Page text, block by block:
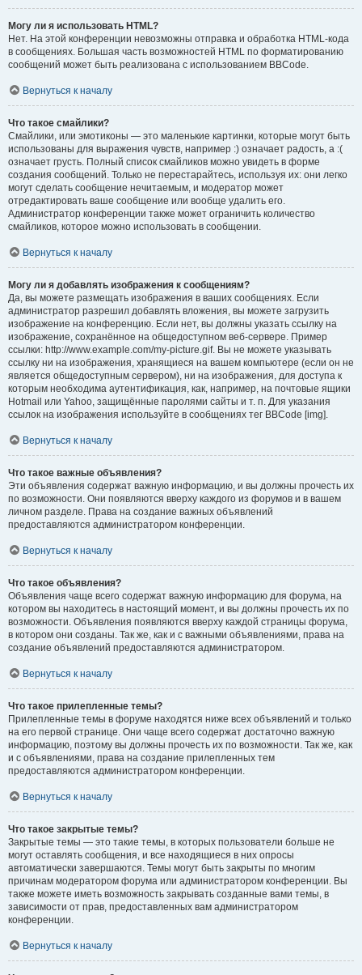
Могу ли я использовать HTML?
Нет. На этой конференции невозможны отправка и обработка HTML-кода
в сообщениях. Большая часть возможностей HTML по форматированию
сообщений может быть реализована с использованием BBCode.
Вернуться к началу
Что такое смайлики?
Смайлики, или эмотиконы — это маленькие картинки, которые могут быть
использованы для выражения чувств, например :) означает радость, а :(
означает грусть. Полный список смайликов можно увидеть в форме
создания сообщений. Только не перестарайтесь, используя их: они легко
могут сделать сообщение нечитаемым, и модератор может
отредактировать ваше сообщение или вообще удалить его.
Администратор конференции также может ограничить количество
смайликов, которое можно использовать в сообщении.
Вернуться к началу
Могу ли я добавлять изображения к сообщениям?
Да, вы можете размещать изображения в ваших сообщениях. Если
администратор разрешил добавлять вложения, вы можете загрузить
изображение на конференцию. Если нет, вы должны указать ссылку на
изображение, сохранённое на общедоступном веб-сервере. Пример
ссылки: http://www.example.com/my-picture.gif. Вы не можете указывать
ссылку ни на изображения, хранящиеся на вашем компьютере (если он не
является общедоступным сервером), ни на изображения, для доступа к
которым необходима аутентификация, как, например, на почтовые ящики
Hotmail или Yahoo, защищённые паролями сайты и т. п. Для указания
ссылок на изображения используйте в сообщениях тег BBCode [img].
Вернуться к началу
Что такое важные объявления?
Эти объявления содержат важную информацию, и вы должны прочесть их
по возможности. Они появляются вверху каждого из форумов и в вашем
личном разделе. Права на создание важных объявлений
предоставляются администратором конференции.
Вернуться к началу
Что такое объявления?
Объявления чаще всего содержат важную информацию для форума, на
котором вы находитесь в настоящий момент, и вы должны прочесть их по
возможности. Объявления появляются вверху каждой страницы форума,
в котором они созданы. Так же, как и с важными объявлениями, права на
создание объявлений предоставляются администратором.
Вернуться к началу
Что такое прилепленные темы?
Прилепленные темы в форуме находятся ниже всех объявлений и только
на его первой странице. Они чаще всего содержат достаточно важную
информацию, поэтому вы должны прочесть их по возможности. Так же, как
и с объявлениями, права на создание прилепленных тем
предоставляются администратором конференции.
Вернуться к началу
Что такое закрытые темы?
Закрытые темы — это такие темы, в которых пользователи больше не
могут оставлять сообщения, и все находящиеся в них опросы
автоматически завершаются. Темы могут быть закрыты по многим
причинам модератором форума или администратором конференции. Вы
также можете иметь возможность закрывать созданные вами темы, в
зависимости от прав, предоставленных вам администратором
конференции.
Вернуться к началу